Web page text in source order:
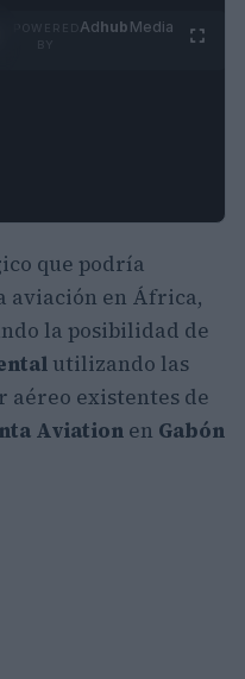
Adhub Media
que podría
aviación en África,
la posibilidad de
utilizando las
aéreo existentes de
Aviation en Gabón